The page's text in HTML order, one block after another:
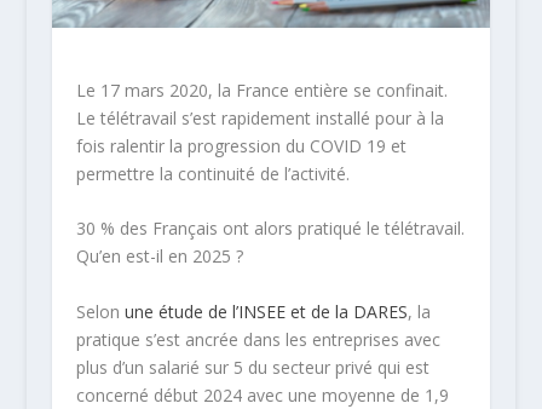
Le 17 mars 2020, la France entière se confinait.
Le télétravail s’est rapidement installé pour à la
fois ralentir la progression du COVID 19 et
permettre la continuité de l’activité.
30 % des Français ont alors pratiqué le télétravail.
Qu’en est-il en 2025 ?
Selon une étude de l’INSEE et de la DARES, la
pratique s’est ancrée dans les entreprises avec
plus d’un salarié sur 5 du secteur privé qui est
concerné début 2024 avec une moyenne de 1,9